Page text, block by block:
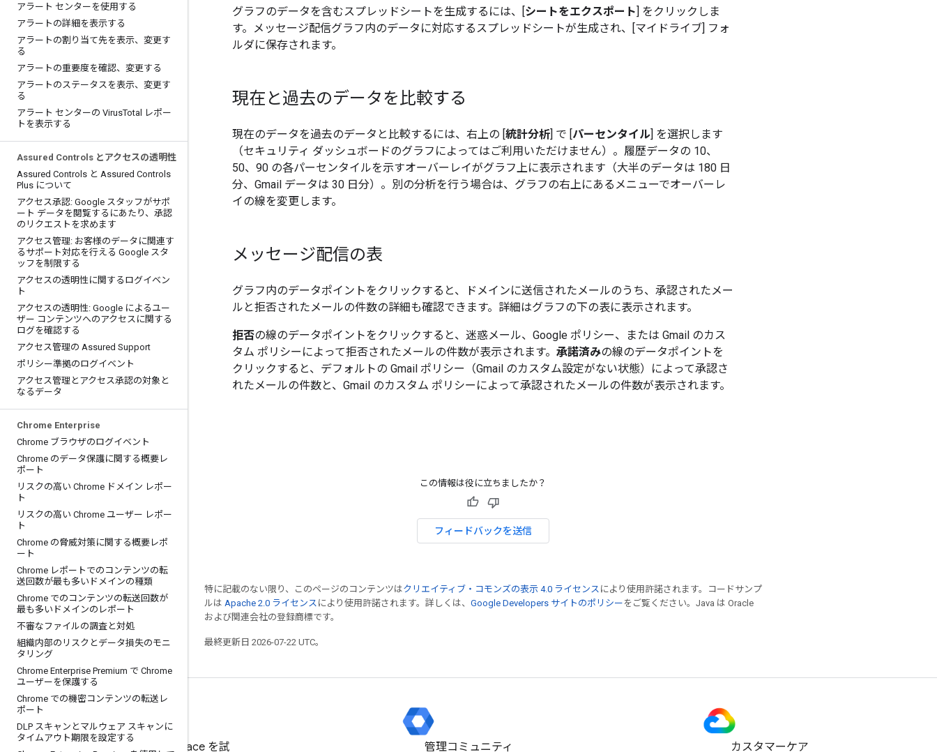
アラート センターを使用する
アラートの詳細を表示する
アラートの割り当て先を表示、変更す
る
アラートの重要度を確認、変更する
アラートのステータスを表示、変更す
る
アラート センターの VirusTotal レポー
トを表示する
Assured Controls とアクセスの透明性
Assured Controls と Assured Controls
Plus について
アクセス承認: Google スタッフがサポ
ート データを閲覧するにあたり、承認
のリクエストを求めます
アクセス管理: お客様のデータに関連す
るサポート対応を行える Google スタ
ッフを制限する
アクセスの透明性に関するログイベン
ト
アクセスの透明性: Google によるユー
ザー コンテンツへのアクセスに関する
ログを確認する
アクセス管理の Assured Support
ポリシー準拠のログイベント
アクセス管理とアクセス承認の対象と
なるデータ
Chrome Enterprise
Chrome ブラウザのログイベント
Chrome のデータ保護に関する概要レ
ポート
リスクの高い Chrome ドメイン レポー
ト
リスクの高い Chrome ユーザー レポー
ト
Chrome の脅威対策に関する概要レポ
ート
Chrome レポートでのコンテンツの転
送回数が最も多いドメインの種類
Chrome でのコンテンツの転送回数が
最も多いドメインのレポート
不審なファイルの調査と対処
組織内部のリスクとデータ損失のモニ
タリング
Chrome Enterprise Premium で Chrome
ユーザーを保護する
Chrome での機密コンテンツの転送レ
ポート
DLP スキャンとマルウェア スキャンに
タイムアウト期限を設定する
グラフのデータを含むスプレッドシートを生成するには、[シートをエクスポート] をクリックしま
す。メッセージ配信グラフ内のデータに対応するスプレッドシートが生成され、[マイドライブ] フォ
ルダに保存されます。
現在と過去のデータを比較する
現在のデータを過去のデータと比較するには、右上の [統計分析] で [パーセンタイル] を選択します
（セキュリティ ダッシュボードのグラフによってはご利用いただけません）。 履歴データの 10、
50、90 の各パーセンタイルを示すオーバーレイがグラフ上に表示されます（大半のデータは 180 日
分、Gmail データは 30 日分）。別の分析を行う場合は、グラフの右上にあるメニューでオーバーレ
イの線を変更します。
メッセージ配信の表
グラフ内のデータポイントをクリックすると、ドメインに送信されたメールのうち、承認されたメー
ルと拒否されたメールの件数の詳細も確認できます。詳細はグラフの下の表に表示されます。
拒否の線のデータポイントをクリックすると、迷惑メール、Google ポリシー、または Gmail のカス
タム ポリシーによって拒否されたメールの件数が表示されます。 承諾済みの線のデータポイントを
クリックすると、デフォルトの Gmail ポリシー（Gmail のカスタム設定がない状態）によって承認さ
れたメールの件数と、Gmail のカスタム ポリシーによって承認されたメールの件数が表示されます。
この情報は役に立ちましたか？
フィードバックを送信
特に記載のない限り、このページのコンテンツはクリエイティブ・コモンズの表示 4.0 ライセンス により使用許諾されます。コードサンプ
ルは Apache 2.0 ライセンス により使用許諾されます。詳しくは、 Google Developers サイトのポリシー をご覧ください。Java は Oracle
および関連会社の登録商標です。
最終更新日 2026-07-22 UTC。
Google Workspace を試 管理コミュニティ カスタマーケア